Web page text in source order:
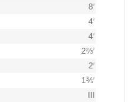
8′
4′
4′
2⅔′
2′
1⅗′
III